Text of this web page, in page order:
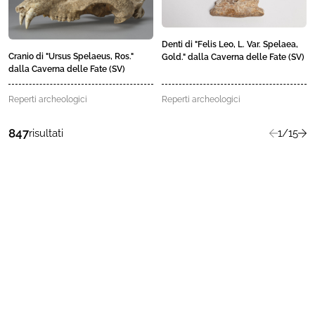
Cranio di "Ursus Spelaeus, Ros."
dalla Caverna delle Fate (SV)
Reperti archeologici
Denti di "Felis Leo, L. Var. Spelaea,
Gold." dalla Caverna delle Fate (SV)
Reperti archeologici
847risultati 1/15